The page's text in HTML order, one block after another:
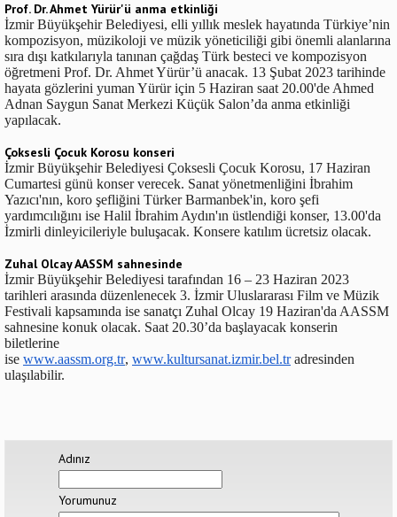
Prof. Dr. Ahmet Yürür'ü anma etkinliği
İzmir Büyükşehir Belediyesi, elli yıllık meslek hayatında Türkiye’nin
kompozisyon, müzikoloji ve müzik yöneticiliği gibi önemli alanlarına
sıra dışı katkılarıyla tanınan çağdaş Türk besteci ve kompozisyon
öğretmeni Prof. Dr. Ahmet Yürür’ü anacak. 13 Şubat 2023 tarihinde
hayata gözlerini yuman Yürür için 5 Haziran saat 20.00'de Ahmed
Adnan Saygun Sanat Merkezi Küçük Salon’da anma etkinliği
yapılacak.
Çoksesli Çocuk Korosu konseri
İzmir Büyükşehir Belediyesi Çoksesli Çocuk Korosu, 17 Haziran
Cumartesi günü konser verecek. Sanat yönetmenliğini İbrahim
Yazıcı'nın, koro şefliğini Türker Barmanbek'in, koro şefi
yardımcılığını ise Halil İbrahim Aydın'ın üstlendiği konser, 13.00'da
İzmirli dinleyicileriyle buluşacak. Konsere katılım ücretsiz olacak.
Zuhal Olcay AASSM sahnesinde
İzmir Büyükşehir Belediyesi tarafından 16 – 23 Haziran 2023
tarihleri arasında düzenlenecek 3. İzmir Uluslararası Film ve Müzik
Festivali kapsamında ise sanatçı Zuhal Olcay 19 Haziran'da AASSM
sahnesine konuk olacak. Saat 20.30’da başlayacak konserin
biletlerine
ise www.aassm.org.tr, www.kultursanat.izmir.bel.tradresinden
ulaşılabilir.
Adınız
Yorumunuz